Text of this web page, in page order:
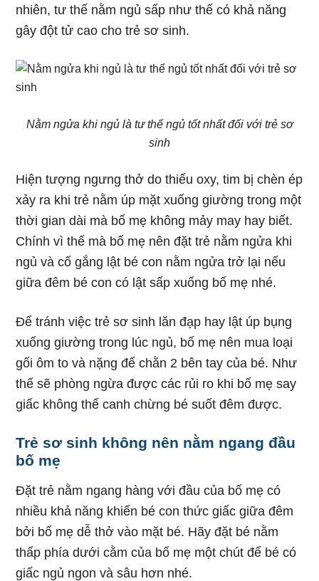
nhiên, tư thế nằm ngủ sấp như thế có khả năng
gây đột tử cao cho trẻ sơ sinh.
Nằm ngửa khi ngủ là tư thế ngủ tốt nhất đối với trẻ sơ
sinh
Hiện tượng ngưng thở do thiếu oxy, tim bị chèn ép
xảy ra khi trẻ nằm úp mặt xuống giường trong một
thời gian dài mà bố mẹ không mảy may hay biết.
Chính vì thế mà bố mẹ nên đặt trẻ nằm ngửa khi
ngủ và cố gắng lật bé con nằm ngửa trở lại nếu
giữa đêm bé con có lật sấp xuống bố mẹ nhé.
Để tránh việc trẻ sơ sinh lăn đạp hay lật úp bụng
xuống giường trong lúc ngủ, bố mẹ nên mua loại
gối ôm to và nặng để chằn 2 bên tay của bé. Như
thế sẽ phòng ngừa được các rủi ro khi bố mẹ say
giấc không thể canh chừng bé suốt đêm được.
Trẻ sơ sinh không nên nằm ngang đầu
bố mẹ
Đặt trẻ nằm ngang hàng với đầu của bố mẹ có
nhiều khả năng khiến bé con thức giấc giữa đêm
bởi bố mẹ dễ thở vào mặt bé. Hãy đặt bé nằm
thấp phía dưới cằm của bố mẹ một chút để bé có
giấc ngủ ngon và sâu hơn nhé.